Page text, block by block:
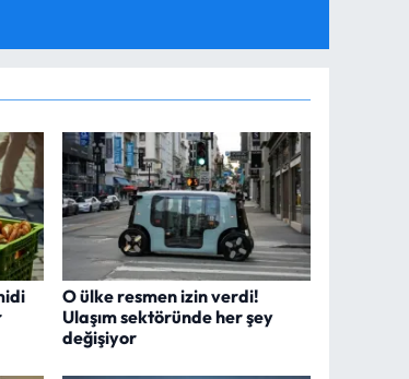
O ülke resmen izin verdi!
Ulaşım sektöründe her şey
değişiyor